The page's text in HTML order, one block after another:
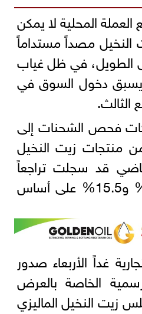
المحلية لا يمكن
مصداً مستداماً
الطويل، في ظل غياب
دخول السوق في
الثالث.
فحص الشحنات إلى
منتجات زيت النخيل
قد سجلت تراجعاً
حاداً تراوح بين 8.8% و15.5% على أساس
غداً الأربعاء صدور
الخاصة بالعرض
زيت النخيل الماليزي